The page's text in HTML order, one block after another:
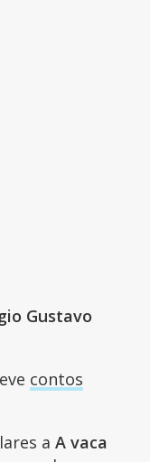
Gustavo
contos
a A vaca